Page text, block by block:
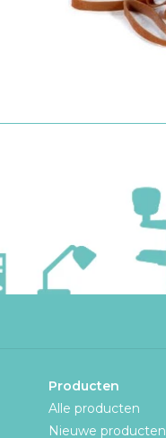
Producten
Alle producten
Nieuwe producten